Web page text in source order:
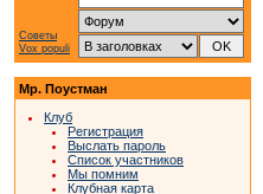
Советы
Vox populi
Мр. Поустман
Клуб
Регистрация
Выслать пароль
Список участников
Мы помним
Клубная карта